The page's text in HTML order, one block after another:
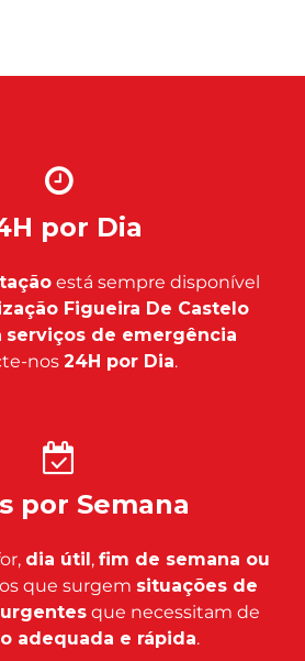
por Dia
está sempre disponível
Figueira De Castelo
serviços de emergência
nos 24H por Dia.
por Semana
dia útil, fim de semana ou
que surgem situações de
que necessitam de
adequada e rápida.